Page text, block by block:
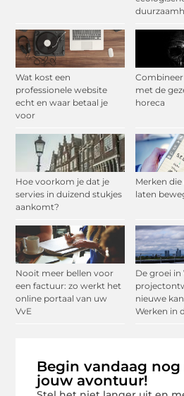
Wat kost een
professionele website
echt en waar betaal je
voor
Combineer
met de
horeca
Hoe voorkom je dat je
servies in duizend stukjes
aankomt?
Merken
laten
Nooit meer bellen voor
een factuur: zo werkt het
online portaal van uw
VvE
De groei in
nieuwe
Werken in
Begin vandaag
jouw avontuur!